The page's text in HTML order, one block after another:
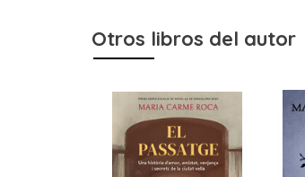
Otros libros del autor